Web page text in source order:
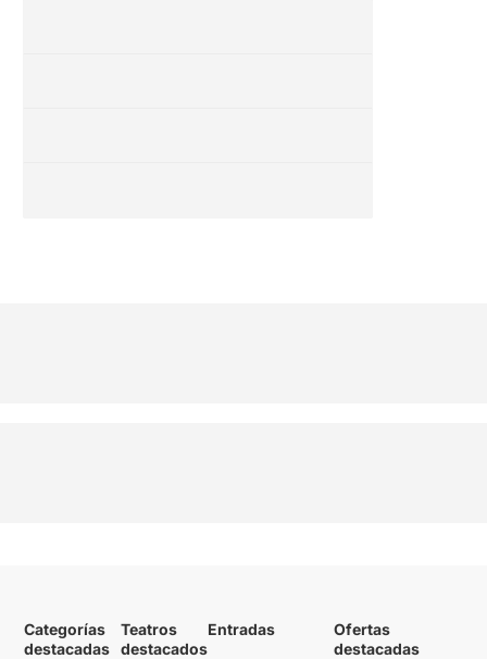
Categorías
destacadas
Teatros
destacados
Entradas
Ofertas
destacadas